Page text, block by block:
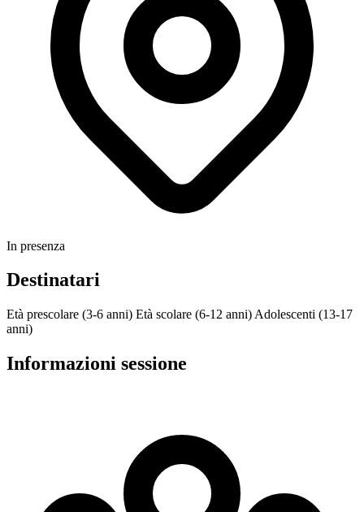
In presenza
Destinatari
Età prescolare (3-6 anni) Età scolare (6-12 anni) Adolescenti (13-17
anni)
Informazioni sessione